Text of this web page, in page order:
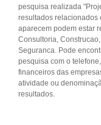
pesquisa realizada
resultados relacionados
aparecem podem estar
Consultoria,
Seguranca. Pode
pesquisa com o
financeiros das
atividade ou
resultados.